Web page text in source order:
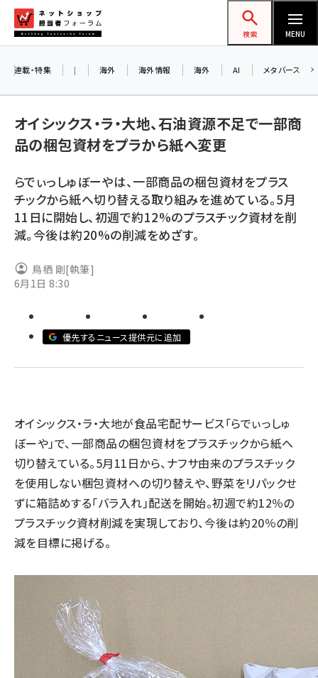
ン
ネットショップ担当者フォーラム
検索 MENU
yahoo (1901)
楽天 (1871)
ecbeing (1207)
アスクル (1119)
base (1077)
ビィ・フォアード (773)
revico (740)
連載・特集 | 海外 海外情報 海外 AI メタバース
オイシックス・ラ・大地、石油資源不足で一部商
品の梱包資材をプラから紙へ変更
らでぃっしゅぼーやは、一部商品の梱包資材をプラス
チックから紙へ切り替える取り組みを進めている。5月
11日に開始し、初週で約12%のプラスチック資材を削
減。今後は約20%の削減をめざす。
鳥栖 剛[執筆]
6月1日 8:30
優先するニュース提供元に追加
オイシックス・ラ・大地が食品宅配サービス「らでぃっしゅ
ぼーや」で、一部商品の梱包資材をプラスチックから紙へ
切り替えている。5月11日から、ナフサ由来のプラスチック
を使用しない梱包資材への切り替えや、野菜をリパックせ
ずに箱詰めする「バラ入れ」配送を開始。初週で約12％の
プラスチック資材削減を実現しており、今後は約20％の削
減を目標に掲げる。